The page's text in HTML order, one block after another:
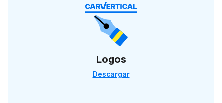
Logos
Descargar